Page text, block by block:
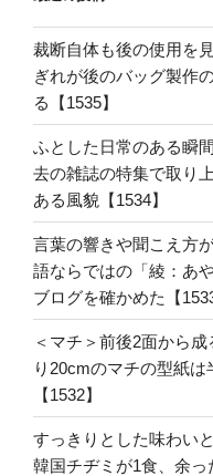
裁断自体も後の使用を
ぎれが後のバッグ製作
る【1535】
ふとした日常のある瞬
去の雑誌の特集で取り
ある風貌【1534】
言葉の響きや聞こえ方
語ならではの「綾：あ
ブログを確かめた【1533
＜マチ＞前後2面から
り20cmのマチの型紙
【1532】
すっきりとした味わい
韓国チヂミが1食、余